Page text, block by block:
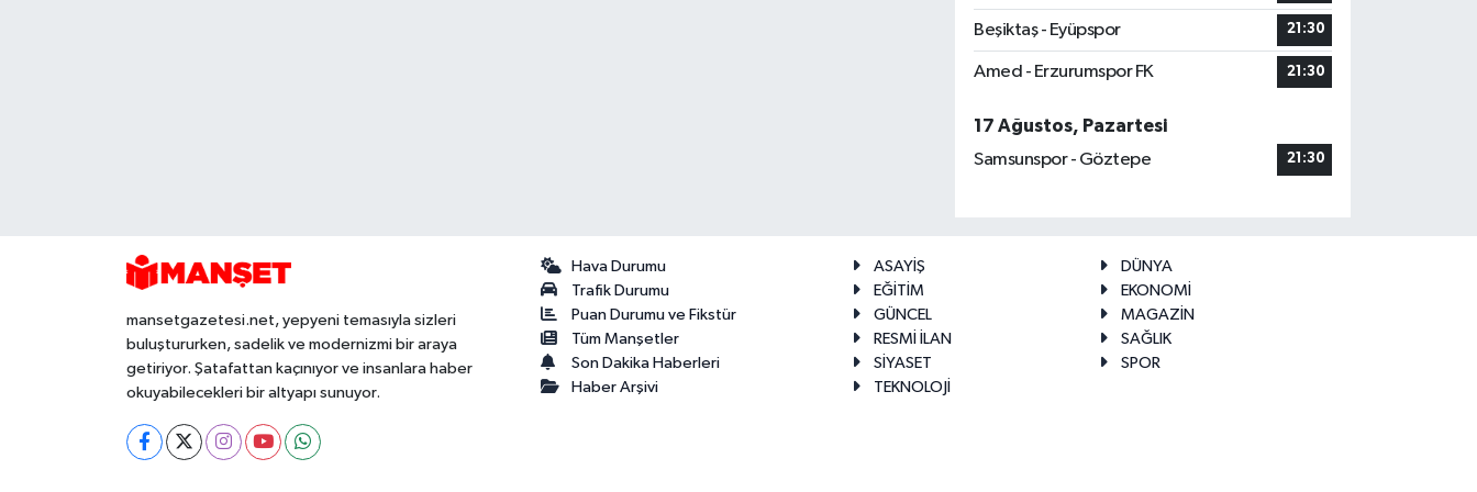
Beşiktaş - Eyüpspor 21:30
Amed - Erzurumspor FK 21:30
17 Ağustos, Pazartesi
Samsunspor - Göztepe
21:30
mansetgazetesi.net, yepyeni temasıyla sizleri
buluştururken, sadelik ve modernizmi bir araya
getiriyor. Şatafattan kaçınıyor ve insanlara haber
okuyabilecekleri bir altyapı sunuyor.
Hava Durumu
Trafik Durumu
Puan Durumu ve Fikstür
Tüm Manşetler
Son Dakika Haberleri
Haber Arşivi
ASAYİŞ
DÜNYA
EĞİTİM
EKONOMİ
GÜNCEL
MAGAZİN
RESMİ İLAN
SAĞLIK
SİYASET
SPOR
TEKNOLOJİ